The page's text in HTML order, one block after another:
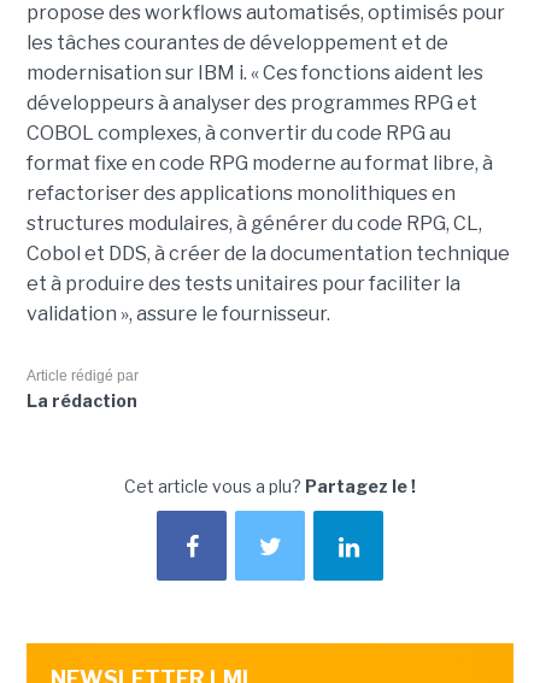
propose des workflows automatisés, optimisés pour
les tâches courantes de développement et de
modernisation sur IBM i. « Ces fonctions aident les
développeurs à analyser des programmes RPG et
COBOL complexes, à convertir du code RPG au
format fixe en code RPG moderne au format libre, à
refactoriser des applications monolithiques en
structures modulaires, à générer du code RPG, CL,
Cobol et DDS, à créer de la documentation technique
et à produire des tests unitaires pour faciliter la
validation », assure le fournisseur.
Article rédigé par
La rédaction
Cet article vous a plu? Partagez le !